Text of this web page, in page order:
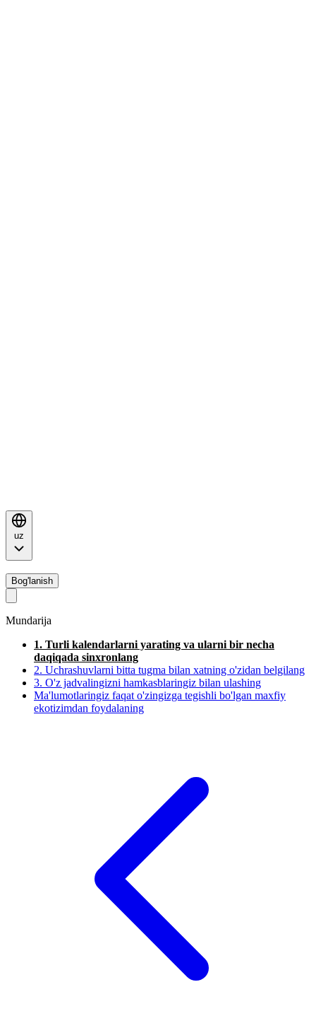
uz
Bog'lanish
Mundarija
1. Turli kalendarlarni yarating va ularni bir necha
daqiqada sinxronlang
2. Uchrashuvlarni bitta tugma bilan xatning o'zidan belgilang
3. O'z jadvalingizni hamkasblaringiz bilan ulashing
Ma'lumotlaringiz faqat o'zingizga tegishli bo'lgan maxfiy
ekotizimdan foydalaning